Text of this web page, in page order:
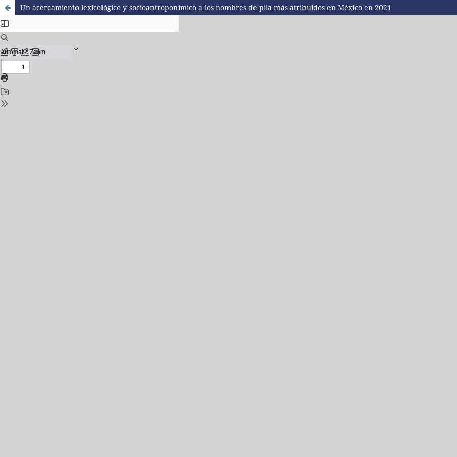
Un acercamiento lexicológico y socioantroponímico a los nombres de pila más atribuidos en México en 2021